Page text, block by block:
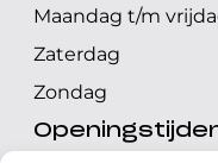
Maandag t/m
Zaterdag
Zondag